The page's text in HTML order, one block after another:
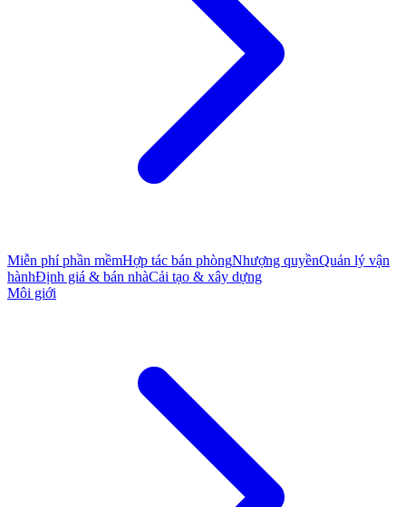
Miễn phí phần mềmHợp tác bán phòngNhượng quyềnQuản lý vận
hànhĐịnh giá & bán nhàCải tạo & xây dựng
Môi giới